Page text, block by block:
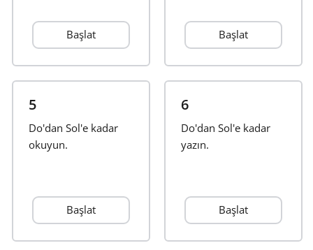
日本語
Başlat Başlat
5
Do'dan Sol'e kadar
okuyun.
Başlat
6
Do'dan Sol'e kadar
yazın.
Başlat